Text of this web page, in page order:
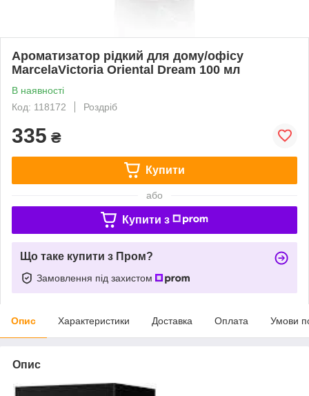
Ароматизатор рідкий для дому/офісу
MarcelaVictoria Oriental Dream 100 мл
В наявності
Код: 118172
Роздріб
335 ₴
Купити
або
Купити з
Що таке купити з Пром?
Замовлення під захистом
Опис Характеристики Доставка Оплата Умови
Опис